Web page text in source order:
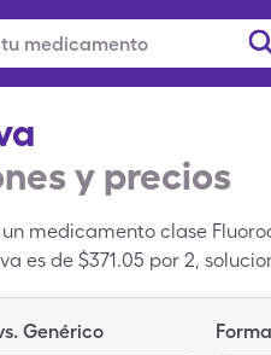
y precios
un medicamento clase
es de $371.05 por 2,
Genérico Forma